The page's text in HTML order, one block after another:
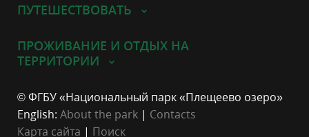
ПУТЕШЕСТВОВАТЬ
ПРОЖИВАНИЕ И ОТДЫХ НА
ТЕРРИТОРИИ
© ФГБУ «Национальный парк «Плещеево озеро»
English: About the park | Contacts
Карта сайта | Поиск